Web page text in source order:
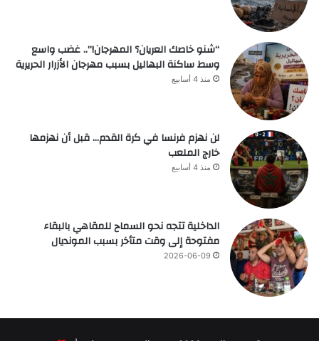
“شنو خاصك العريان؟ المهرجان!”.. غضب واسع
وسط ساكنة البهاليل بسبب مهرجان الأزرار الحريرية
منذ 4 أسابيع
لن نهزم فرنسا في كرة القدم… قبل أن نهزمها
خارج الملعب
منذ 4 أسابيع
الداخلية تتجه نحو السماح للمقاهي بالبقاء
مفتوحة إلى وقت متأخر بسبب المونديال
2026-06-09